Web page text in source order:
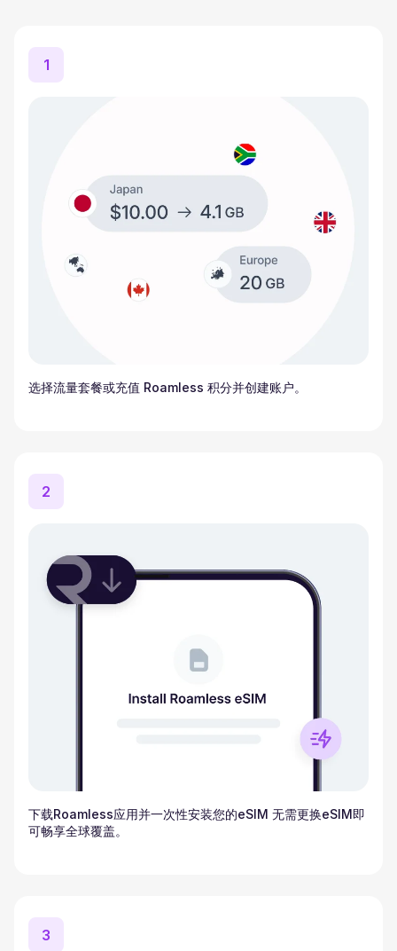
1
选择流量套餐或充值 Roamless 积分并创建账户。
2
下载Roamless应用并一次性安装您的eSIM 无需更换eSIM即
可畅享全球覆盖。
3